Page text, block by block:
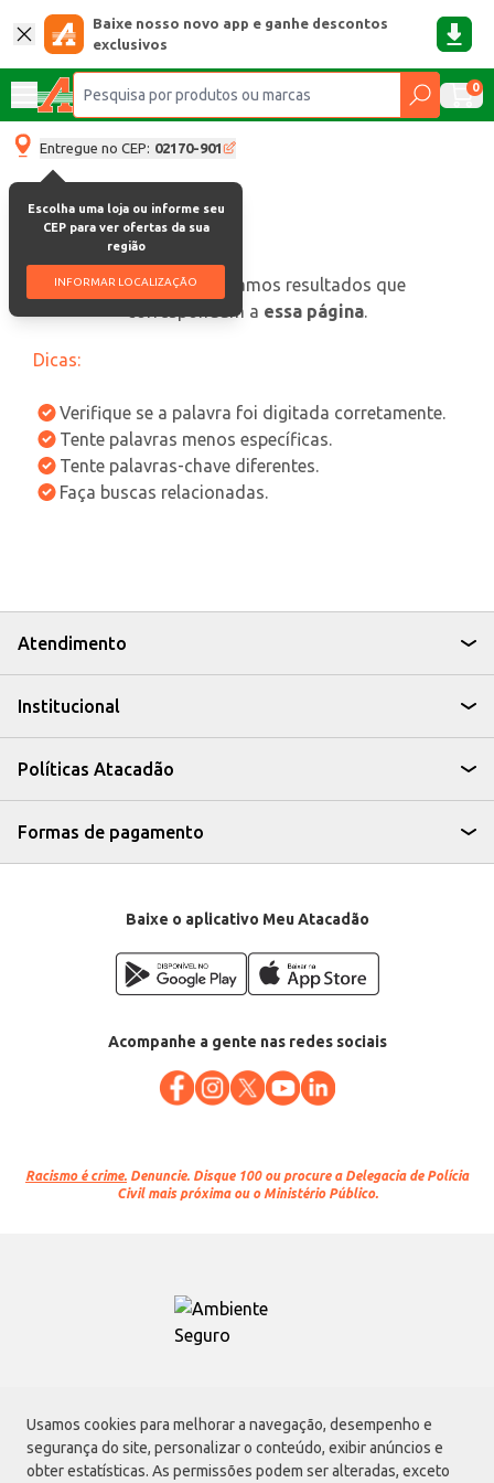
Usamos cookies para melhorar a navegação, desempenho e
segurança do site, personalizar o conteúdo, exibir anúncios e
obter estatísticas. As permissões podem ser alteradas, exceto
Baixe nosso novo app e ganhe descontos
exclusivos
0
Entregue no CEP: 02170-901
Escolha uma loja ou informe seu
CEP para ver ofertas da sua
região
INFORMAR LOCALIZAÇÃO
oops, não encontramos resultados que
correspondam a essa página.
Dicas:
Verifique se a palavra foi digitada corretamente.
Tente palavras menos específicas.
Tente palavras-chave diferentes.
Faça buscas relacionadas.
Atendimento
Institucional
Políticas Atacadão
Formas de pagamento
Baixe o aplicativo Meu Atacadão
Acompanhe a gente nas redes sociais
Racismo é crime. Denuncie. Disque 100 ou procure a Delegacia de Polícia
Civil mais próxima ou o Ministério Público.
Atacadão S.A.
Avenida Morvan Dias de Figueiredo, 6169, Vila Maria, São Paulo - SP | CEP
02170-901 | CNPJ: 75.315.333/0001-09